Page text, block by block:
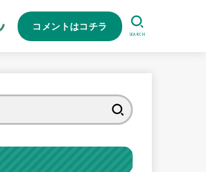
コメントはコチラ
SEARCH